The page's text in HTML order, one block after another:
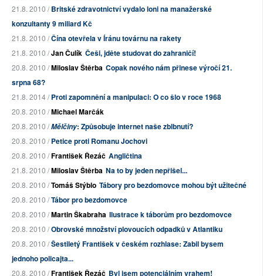
21.8. 2010 /Britské zdravotnictví vydalo loni na manažerské
konzultanty 9 miliard Kč
21.8. 2010 /Čína otevřela v Íránu továrnu na rakety
21.8. 2010 /Jan Čulík Češi, jděte studovat do zahraničí!
20.8. 2010 /Miloslav Štěrba Copak nového nám přinese výročí 21.
srpna 68?
21.8. 2014 /Proti zapomnění a manipulaci: O co šlo v roce 1968
20.8. 2010 /Michael Marčák
20.8. 2010 /Mělčiny: Způsobuje internet naše zblbnutí?
20.8. 2010 /Petice proti Romanu Jochovi
20.8. 2010 /František Řezáč Angličtina
21.8. 2010 /Miloslav Štěrba Na to by jeden nepřišel...
20.8. 2010 /Tomáš Stýblo Tábory pro bezdomovce mohou být užitečné
20.8. 2010 /Tábor pro bezdomovce
20.8. 2010 /Martin Škabraha Ilustrace k táborům pro bezdomovce
20.8. 2010 /Obrovské množství plovoucích odpadků v Atlantiku
20.8. 2010 /Šestiletý František v českém rozhlase: Zabil bysem
jednoho policajta...
20.8. 2010 /František Řezáč Byl jsem potenciálním vrahem!